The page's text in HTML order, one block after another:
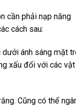
cần phải nạp năng
cách sau:
ánh sáng mặt
xấu đối với các vật
Cũng có thể